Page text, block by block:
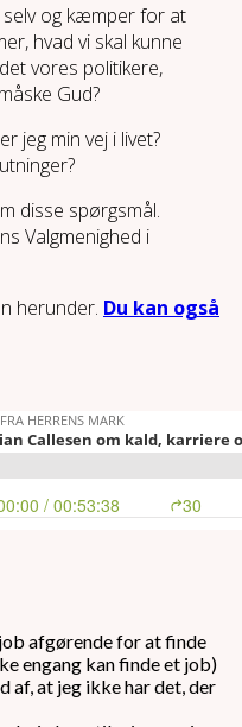
selv og kæmper for at
hvad vi skal kunne
vores politikere,
Gud?
jeg min vej i livet?
disse spørgsmål.
Valgmenighed i
herunder. Du kan også
afgørende for at finde
engang kan finde et job)
af, at jeg ikke har det, der